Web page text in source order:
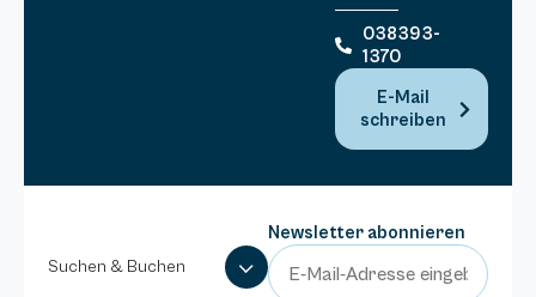
038393-
1370
E-Mail
schreiben
Suchen & Buchen
Newsletter abonnieren